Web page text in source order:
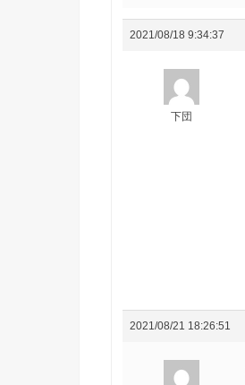
2021/08/18 9:34:37
下団
2021/08/21 18:26:51